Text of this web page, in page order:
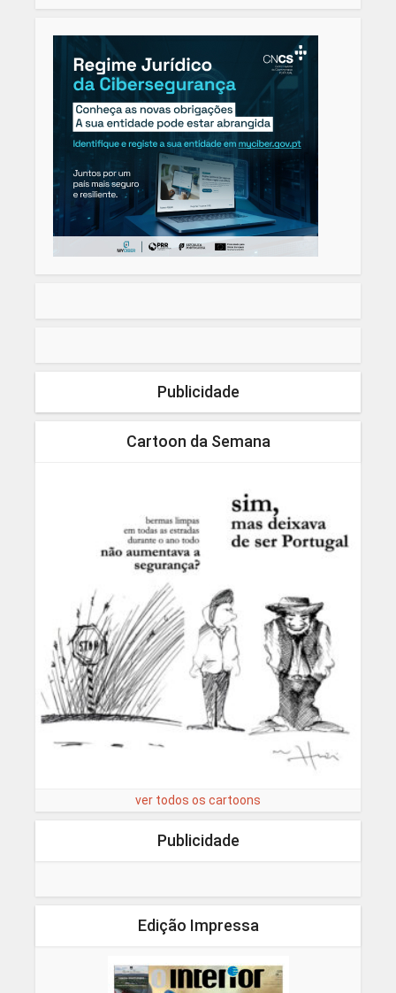
Publicidade
Cartoon da Semana
ver todos os cartoons
Publicidade
Edição Impressa